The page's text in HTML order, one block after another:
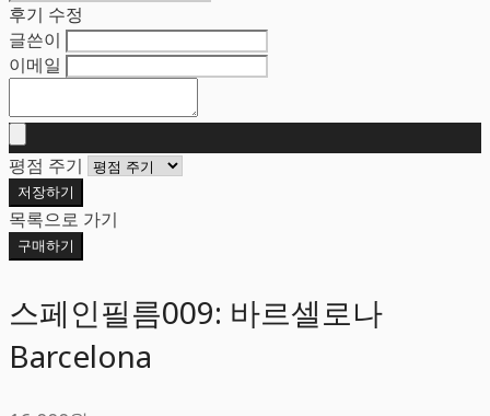
후기 수정
글쓴이
이메일
평점 주기
저장하기
목록으로 가기
구매하기
스페인필름009: 바르셀로나
Barcelona